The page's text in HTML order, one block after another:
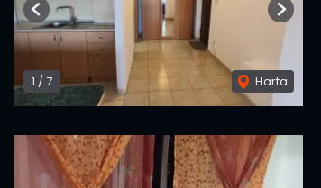
1 /7 Harta
Previous Next